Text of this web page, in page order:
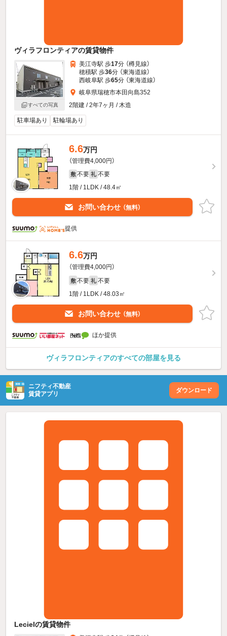
ヴィラフロンティアの賃貸物件
すべての写真
美江寺駅 歩17分 （樽見線）
穂積駅 歩36分 （東海道線）
西岐阜駅 歩65分 （東海道線）
岐阜県瑞穂市本田向島352
2階建 / 2年7ヶ月 / 木造
駐車場あり 駐輪場あり
6.6万円
（管理費4,000円）
敷 不要 礼 不要
1階 / 1LDK / 48.4㎡
お問い合わせ （無料）
提供
6.6万円
（管理費4,000円）
敷 不要 礼 不要
1階 / 1LDK / 48.03㎡
お問い合わせ （無料）
ほか提供
ヴィラフロンティアのすべての部屋を見る
ニフティ不動産
賃貸アプリ
ダウンロード
Lecielの賃貸物件